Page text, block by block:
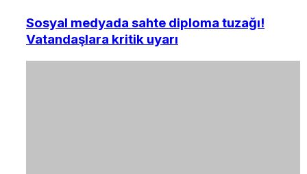
Sosyal medyada sahte diploma tuzağı!
Vatandaşlara kritik uyarı